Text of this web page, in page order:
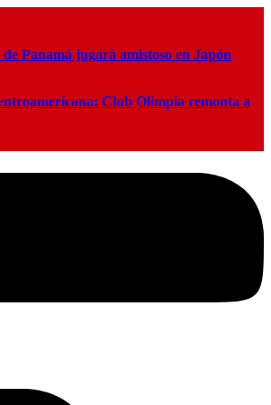
Panamá jugará amistoso en Japón
Club Olimpia remonta a